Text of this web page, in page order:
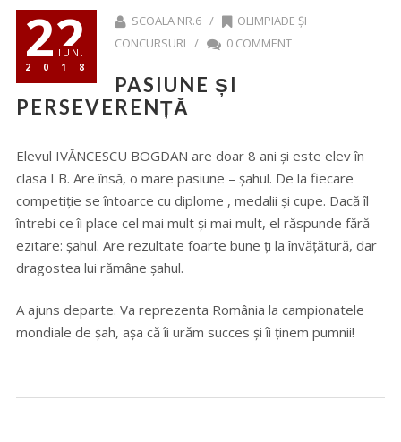
22
IUN.
2018
SCOALA NR.6 /
OLIMPIADE ȘI
CONCURSURI / 0 COMMENT
PASIUNE ȘI
PERSEVERENȚĂ
Elevul IVĂNCESCU BOGDAN are doar 8 ani și este elev în
clasa I B. Are însă, o mare pasiune – șahul. De la fiecare
competiție se întoarce cu diplome , medalii și cupe. Dacă îl
întrebi ce îi place cel mai mult și mai mult, el răspunde fără
ezitare: șahul. Are rezultate foarte bune ți la învățătură, dar
dragostea lui rămâne șahul.
A ajuns departe. Va reprezenta România la campionatele
mondiale de șah, așa că îi urăm succes și îi ținem pumnii!